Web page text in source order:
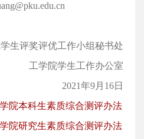
生评奖评优工作小组秘书处
工学院学生工作办公室
2021年9月16日
院本科生素质综合测评办法
院研究生素质综合测评办法